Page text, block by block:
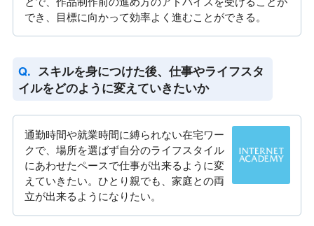
でき、目標に向かって効率よく進むことができる。
スキルを身につけた後、仕事やライフスタ
イルをどのように変えていきたいか
通勤時間や就業時間に縛られない在宅ワー
クで、場所を選ばず自分のライフスタイル
にあわせたペースで仕事が出来るように変
えていきたい。ひとり親でも、家庭との両
立が出来るようになりたい。